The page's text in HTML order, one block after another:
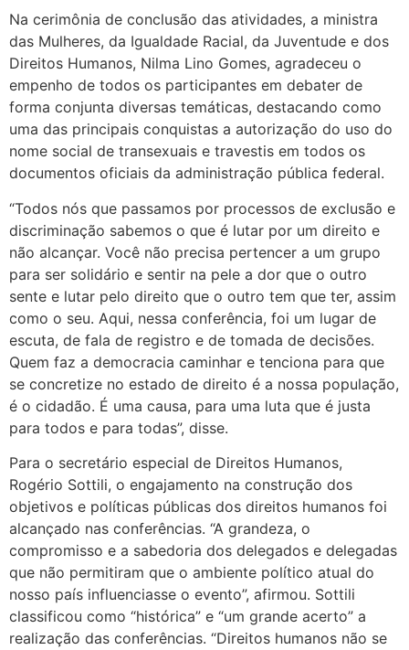
Na cerimônia de conclusão das atividades, a ministra
das Mulheres, da Igualdade Racial, da Juventude e dos
Direitos Humanos, Nilma Lino Gomes, agradeceu o
empenho de todos os participantes em debater de
forma conjunta diversas temáticas, destacando como
uma das principais conquistas a autorização do uso do
nome social de transexuais e travestis em todos os
documentos oficiais da administração pública federal.
“Todos nós que passamos por processos de exclusão e
discriminação sabemos o que é lutar por um direito e
não alcançar. Você não precisa pertencer a um grupo
para ser solidário e sentir na pele a dor que o outro
sente e lutar pelo direito que o outro tem que ter, assim
como o seu. Aqui, nessa conferência, foi um lugar de
escuta, de fala de registro e de tomada de decisões.
Quem faz a democracia caminhar e tenciona para que
se concretize no estado de direito é a nossa população,
é o cidadão. É uma causa, para uma luta que é justa
para todos e para todas”, disse.
Para o secretário especial de Direitos Humanos,
Rogério Sottili, o engajamento na construção dos
objetivos e políticas públicas dos direitos humanos foi
alcançado nas conferências. “A grandeza, o
compromisso e a sabedoria dos delegados e delegadas
que não permitiram que o ambiente político atual do
nosso país influenciasse o evento”, afirmou. Sottili
classificou como “histórica” e “um grande acerto” a
realização das conferências. “Direitos humanos não se